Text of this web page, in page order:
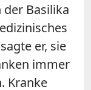
der Basilika
er, sie
immer
Kranke